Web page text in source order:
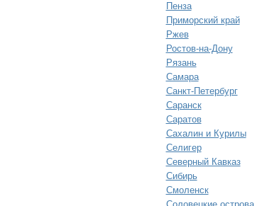
Пенза
Приморский край
Ржев
Ростов-на-Дону
Рязань
Самара
Санкт-Петербург
Саранск
Саратов
Сахалин и Курилы
Селигер
Северный Кавказ
Сибирь
Смоленск